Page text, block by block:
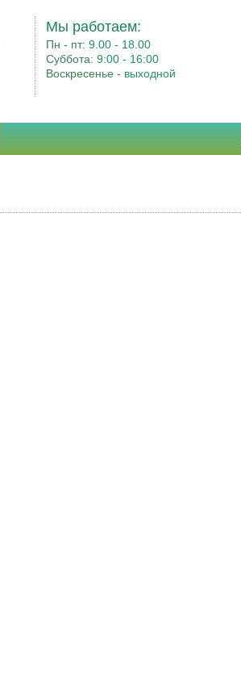
Мы работаем:
Пн - пт:9.00 - 18.00
Суббота:9:00 - 16:00
Воскресенье - выходной